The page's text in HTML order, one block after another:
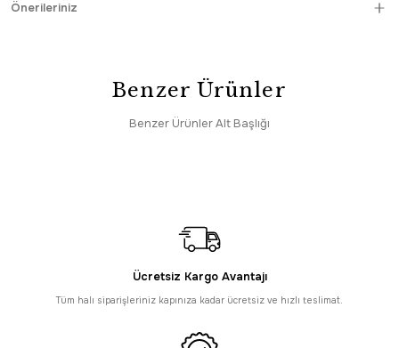
Önerileriniz
Benzer Ürünler
Benzer Ürünler Alt Başlığı
Romans Sembol 2907 Bej Halı - Modern Renk Geçişli Halı
Ücretsiz Kargo Avantajı
Tüm halı siparişleriniz kapınıza kadar ücretsiz ve hızlı teslimat.